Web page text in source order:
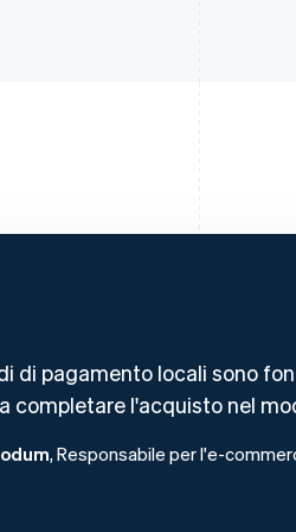
di pagamento locali sono
completare l'acquisto nel
, Responsabile per l'e-